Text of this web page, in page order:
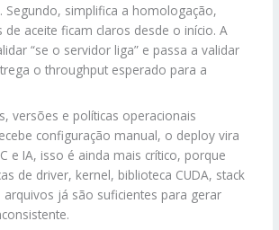
Segundo, simplifica a homologação,
aceite ficam claros desde o início. A
“se o servidor liga” e passa a validar
o throughput esperado para a
versões e políticas operacionais
configuração manual, o deploy vira
e IA, isso é ainda mais crítico, porque
de driver, kernel, biblioteca CUDA, stack
arquivos já são suficientes para gerar